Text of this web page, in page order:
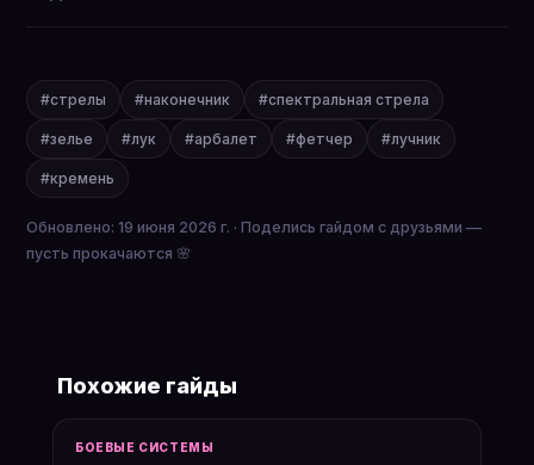
#стрелы #наконечник #спектральная стрела
#зелье #лук #арбалет #фетчер #лучник
#кремень
Обновлено: 19 июня 2026 г. · Поделись гайдом с друзьями —
пусть прокачаются 🌸
Похожие гайды
БОЕВЫЕ СИСТЕМЫ